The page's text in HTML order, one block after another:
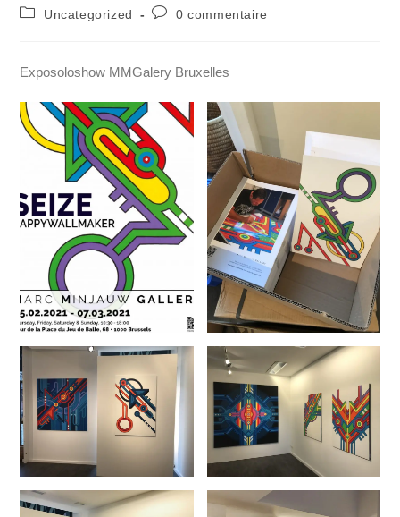
Uncategorized
0 commentaire
Exposoloshow MMGalery Bruxelles